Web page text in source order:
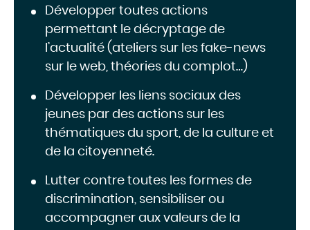
Développer toutes actions
permettant le décryptage de
l’actualité (ateliers sur les fake-news
sur le web, théories du complot…)
Développer les liens sociaux des
jeunes par des actions sur les
thématiques du sport, de la culture et
de la citoyenneté.
Lutter contre toutes les formes de
discrimination, sensibiliser ou
accompagner aux valeurs de la